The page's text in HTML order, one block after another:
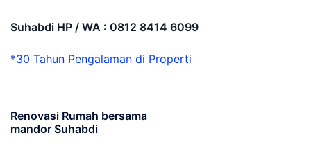
Suhabdi HP / WA : 0812 8414 6099
*30 Tahun Pengalaman di Properti
Renovasi Rumah bersama
mandor Suhabdi